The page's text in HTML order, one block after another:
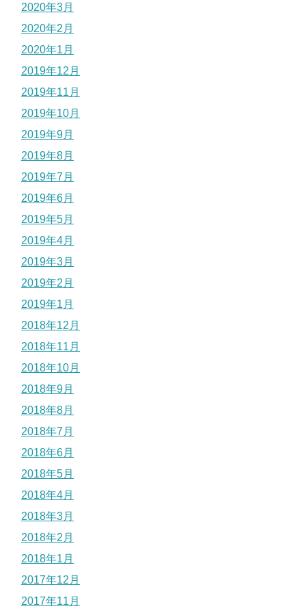
2020年3月
2020年2月
2020年1月
2019年12月
2019年11月
2019年10月
2019年9月
2019年8月
2019年7月
2019年6月
2019年5月
2019年4月
2019年3月
2019年2月
2019年1月
2018年12月
2018年11月
2018年10月
2018年9月
2018年8月
2018年7月
2018年6月
2018年5月
2018年4月
2018年3月
2018年2月
2018年1月
2017年12月
2017年11月